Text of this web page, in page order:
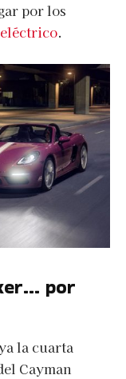
por los
.
por
la cuarta
Cayman